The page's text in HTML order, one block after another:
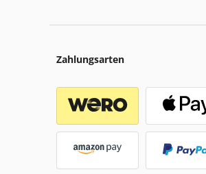
Zahlungsarten